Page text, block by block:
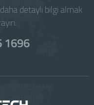
detaylı bilgi almak
1696